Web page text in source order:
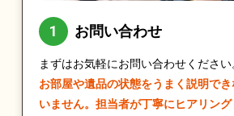
お問い合わせ
まずはお気軽にお問い合わせください
お部屋や遺品の状態をうまく説明で
いません。担当者が丁寧にヒアリン